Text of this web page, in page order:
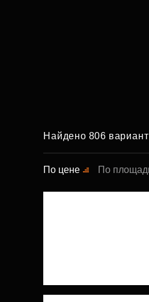
Найдено 806
По цене По